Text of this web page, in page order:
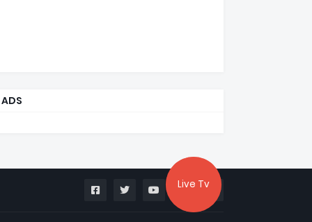
ADS
Live Tv